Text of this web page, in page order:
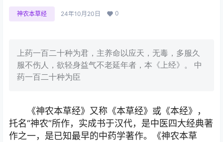
神农本草经 24年10月20日 0
上药一百二十种为君，主养命以应天，无毒，多服久
服不伤人，欲轻身益气不老延年者，本《上经》。 中
药一百二十种为臣
《神农本草经》又称《本草经》或《本经》，
托名“神农”所作，实成书于汉代，是中医四大经典著
作之一，是已知最早的中药学著作。《神农本草